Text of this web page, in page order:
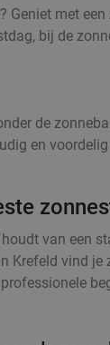
Geniet met
bij de
de
en
van een
Krefeld vind je